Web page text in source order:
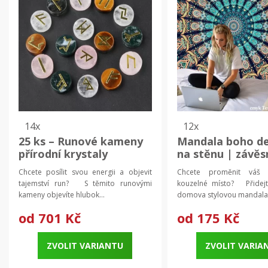
14x
25 ks – Runové kameny
přírodní krystaly
energie | runová
abeceda, harmonizující
kameny
Chcete posílit svou energii a objevit
tajemství run? S těmito runovými
kameny objevíte hlubok...
od 701 Kč
ZVOLIT VARIANTU
12x
Mandala boho
na stěnu |
koberec,
mandala
Chcete proměnit váš
kouzelné místo?
domova stylovou
od 175 Kč
ZVOLIT